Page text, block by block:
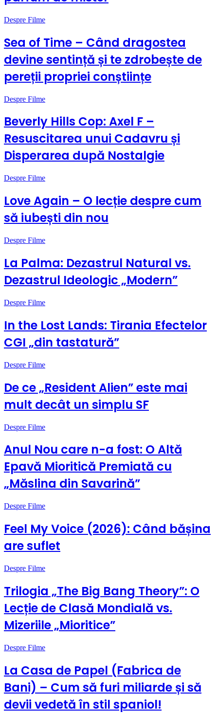
Despre Filme
Sea of Time – Când dragostea
devine sentință și te zdrobește de
pereții propriei conștiințe
Despre Filme
Beverly Hills Cop: Axel F –
Resuscitarea unui Cadavru și
Disperarea după Nostalgie
Despre Filme
Love Again – O lecție despre cum
să iubești din nou
Despre Filme
La Palma: Dezastrul Natural vs.
Dezastrul Ideologic „Modern”
Despre Filme
In the Lost Lands: Tirania Efectelor
CGI „din tastatură”
Despre Filme
De ce „Resident Alien” este mai
mult decât un simplu SF
Despre Filme
Anul Nou care n-a fost: O Altă
Epavă Mioritică Premiată cu
„Măslina din Savarină”
Despre Filme
Feel My Voice (2026): Când bășina
are suflet
Despre Filme
Trilogia „The Big Bang Theory”: O
Lecție de Clasă Mondială vs.
Mizeriile „Mioritice”
Despre Filme
La Casa de Papel (Fabrica de
Bani) – Cum să furi miliarde și să
devii vedetă în stil spaniol!